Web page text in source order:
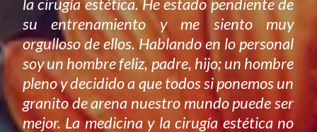
la cirugía estética. He estado pendiente de
su entrenamiento y me siento muy
orgulloso de ellos. Hablando en lo personal
soy un hombre feliz, padre, hijo; un hombre
pleno y decidido a que todos si ponemos un
granito de arena nuestro mundo puede ser
mejor. La medicina y la cirugía estética no